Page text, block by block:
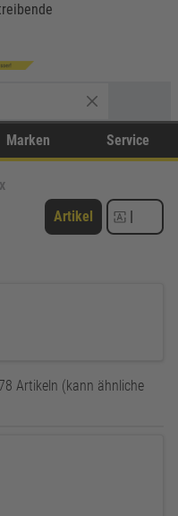
Marken Service
Artikel |
Artikeln (kann ähnliche